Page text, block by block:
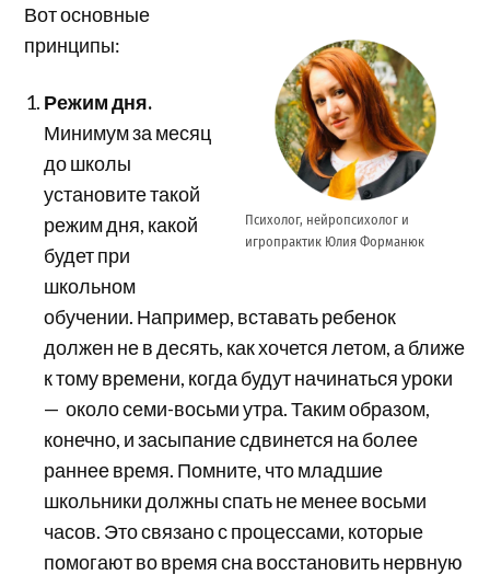
Психолог, нейропсихолог и
игропрактик Юлия Форманюк
Вот основные
принципы:
Режим дня.
Минимум за месяц
до школы
установите такой
режим дня, какой
будет при
школьном
обучении. Например, вставать ребенок
должен не в десять, как хочется летом, а ближе
к тому времени, когда будут начинаться уроки
— около семи-восьми утра. Таким образом,
конечно, и засыпание сдвинется на более
раннее время. Помните, что младшие
школьники должны спать не менее восьми
часов. Это связано с процессами, которые
помогают во время сна восстановить нервную